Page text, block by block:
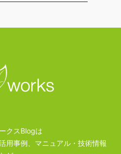
クスBlogは
用事例、マニュアル・技術情報